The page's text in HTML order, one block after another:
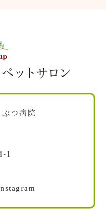
ットサロン
1